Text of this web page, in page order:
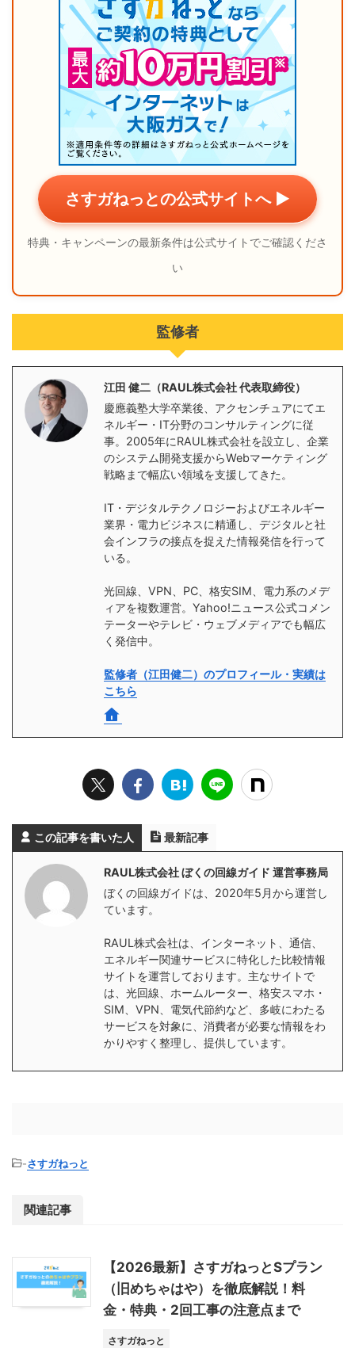
さすガねっとの公式サイトへ ▶
特典・キャンペーンの最新条件は公式サイトでご確認くださ
い
監修者
江田 健二（RAUL株式会社 代表取締役）
慶應義塾大学卒業後、アクセンチュアにてエ
ネルギー・IT分野のコンサルティングに従
事。2005年にRAUL株式会社を設立し、企業
のシステム開発支援からWebマーケティング
戦略まで幅広い領域を支援してきた。
IT・デジタルテクノロジーおよびエネルギー
業界・電力ビジネスに精通し、デジタルと社
会インフラの接点を捉えた情報発信を行って
いる。
光回線、VPN、PC、格安SIM、電力系のメデ
ィアを複数運営。Yahoo!ニュース公式コメン
テーターやテレビ・ウェブメディアでも幅広
く発信中。
監修者（江田健二）のプロフィール・実績は
こちら
この記事を書いた人 最新記事
RAUL株式会社 ぼくの回線ガイド 運営事務局
ぼくの回線ガイドは、2020年5月から運営し
ています。
RAUL株式会社は、インターネット、通信、
エネルギー関連サービスに特化した比較情報
サイトを運営しております。主なサイトで
は、光回線、ホームルーター、格安スマホ・
SIM、VPN、電気代節約など、多岐にわたる
サービスを対象に、消費者が必要な情報をわ
かりやすく整理し、提供しています。
-さすガねっと
関連記事
【2026最新】さすガねっとSプラン
（旧めちゃはや）を徹底解説！料
金・特典・2回工事の注意点まで
さすガねっと